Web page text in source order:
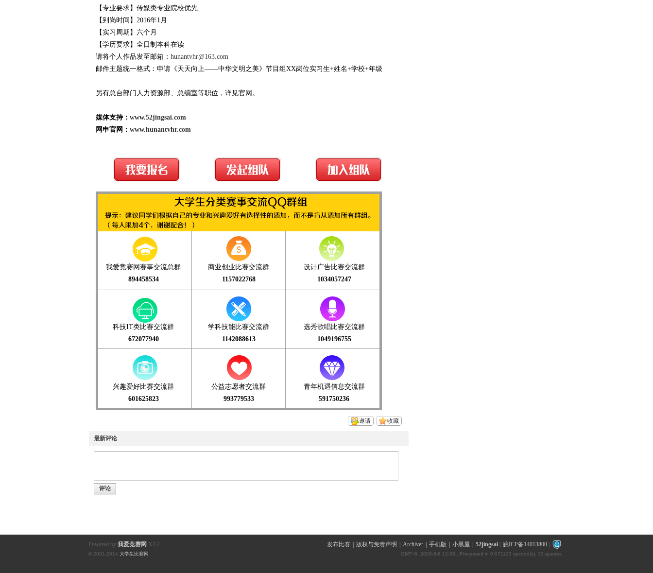
【专业要求】传媒类专业院校优先
【到岗时间】2016年1月
【实习周期】六个月
【学历要求】全日制本科在读
请将个人作品发至邮箱： hunantvhr@163.com
邮件主题统一格式：申请《天天向上——中华文明之美》节目组XX岗位实习生+姓名+学校+年级
另有总台部门 人力资源部、 总编室等职位，详见官网。
媒体支持： www.52jingsai.com
网申官网： www.hunantvhr.com
我爱竞赛网赛事交流总群
894458534
商业创业比赛交流群
1157022768
设计广告比赛交流群
1034057247
科技IT类比赛交流群
672077940
学科技能比赛交流群
1142088613
选秀歌唱比赛交流群
1049196755
兴趣爱好比赛交流群
601625823
公益志愿者交流群
993779533
青年机遇信息交流群
591750236
收藏
邀请
最新评论
评论
发布比赛 版权与免责声明 Archiver 手机版 小黑屋 52jingsai ( 皖ICP备14013800 )
GMT+8, 2026-8-8 12:38 , Processed in 0.071123 second(s), 32 queries .
Powered by 我爱竞赛网 X3.2
© 2001-2014 大学生比赛网